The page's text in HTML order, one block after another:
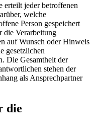
erteilt jeder betroffenen
welche
Person gespeichert
die Verarbeitung
auf Wunsch oder Hinweis
gesetzlichen
Die Gesamtheit der
stehen der
als Ansprechpartner
die